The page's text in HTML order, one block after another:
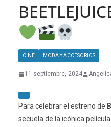
CINE MODA Y ACCESORIOS
11 septiembre, 2024
Para celebrar el estreno de
secuela de la icónica